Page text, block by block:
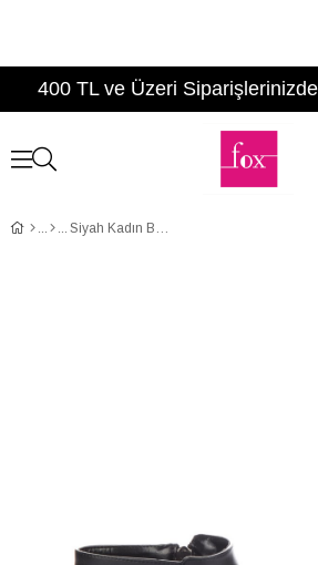
400 TL ve Üzeri
Siyah Kadın Bot C414171309